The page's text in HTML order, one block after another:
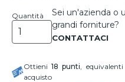
Quantità
Sei un'azienda o
grandi forniture?
Ottieni18 punti, equivalenti
acquisto